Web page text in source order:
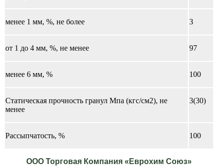
менее 1 мм, %, не более 3
от 1 до 4 мм, %, не менее 97
менее 6 мм, % 100
Статическая прочность гранул Мпа (кгс/см2), не
менее
3(30)
Рассыпчатость, % 100
ООО Торговая Компания «Еврохим Союз»